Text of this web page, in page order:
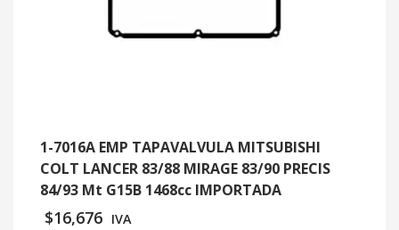
1-7016A EMP TAPAVALVULA MITSUBISHI
COLT LANCER 83/88 MIRAGE 83/90 PRECIS
84/93 Mt G15B 1468cc IMPORTADA
$16,676 IVA